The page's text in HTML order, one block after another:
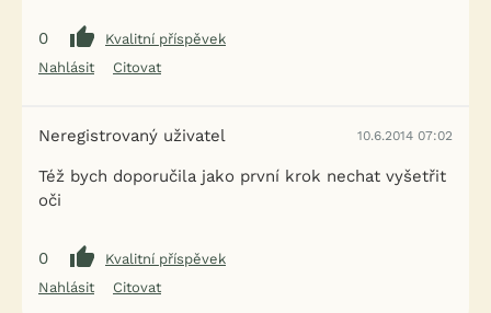
0
Kvalitní příspěvek
Nahlásit
Citovat
Neregistrovaný uživatel 10.6.2014 07:02
Též bych doporučila jako první krok nechat vyšetřit
oči
0
Kvalitní příspěvek
Nahlásit
Citovat